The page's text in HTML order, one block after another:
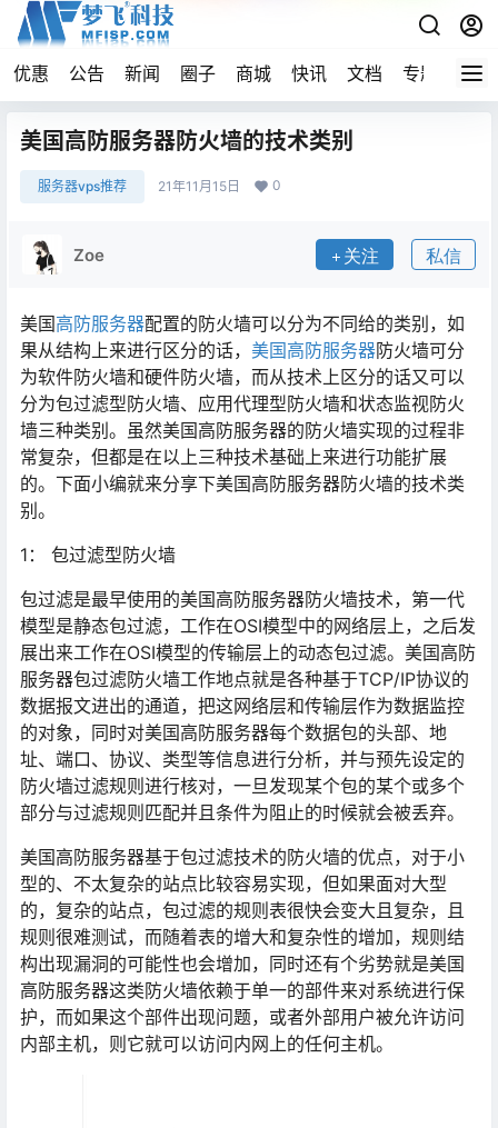
优惠 公告 新闻 圈子 商城 快讯 文档 专题 导航
美国高防服务器防火墙的技术类别
服务器vps推荐 21年11月15日 0
Zoe 关注 私信
美国高防服务器配置的防火墙可以分为不同给的类别，如
果从结构上来进行区分的话， 美国高防服务器防火墙可分
为软件防火墙和硬件防火墙，而从技术上区分的话又可以
分为包过滤型防火墙、应用代理型防火墙和状态监视防火
墙三种类别。虽然美国高防服务器的防火墙实现的过程非
常复杂，但都是在以上三种技术基础上来进行功能扩展
的。下面小编就来分享下美国高防服务器防火墙的技术类
别。
1： 包过滤型防火墙
包过滤是最早使用的美国高防服务器防火墙技术，第一代
模型是静态包过滤，工作在OSI模型中的网络层上，之后发
展出来工作在OSI模型的传输层上的动态包过滤。美国高防
服务器包过滤防火墙工作地点就是各种基于TCP/IP协议的
数据报文进出的通道，把这网络层和传输层作为数据监控
的对象，同时对美国高防服务器每个数据包的头部、地
址、端口、协议、类型等信息进行分析，并与预先设定的
防火墙过滤规则进行核对，一旦发现某个包的某个或多个
部分与过滤规则匹配并且条件为阻止的时候就会被丢弃。
美国高防服务器基于包过滤技术的防火墙的优点，对于小
型的、不太复杂的站点比较容易实现，但如果面对大型
的，复杂的站点，包过滤的规则表很快会变大且复杂，且
规则很难测试，而随着表的增大和复杂性的增加，规则结
构出现漏洞的可能性也会增加，同时还有个劣势就是美国
高防服务器这类防火墙依赖于单一的部件来对系统进行保
护，而如果这个部件出现问题，或者外部用户被允许访问
内部主机，则它就可以访问内网上的任何主机。